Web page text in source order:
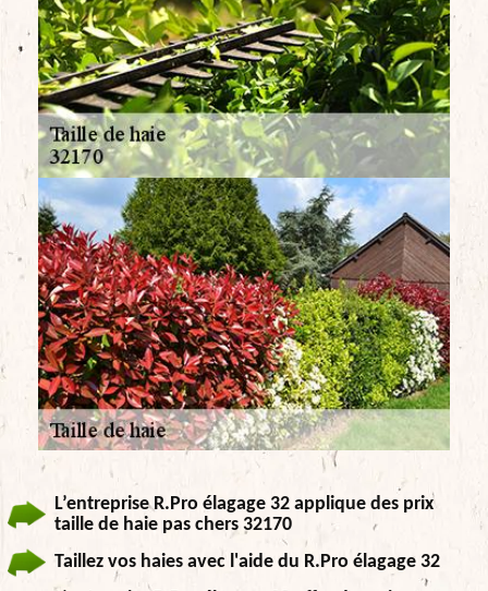
L’entreprise R.Pro élagage 32 applique des prix
taille de haie pas chers 32170
Taillez vos haies avec l'aide du R.Pro élagage 32